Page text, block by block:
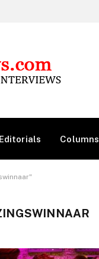
Editorials Columns